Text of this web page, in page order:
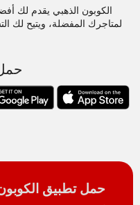
الكوبون الذهبي يقدم لك
لمتاجرك المفضلة، ويتيح لك
حمل تطبيق